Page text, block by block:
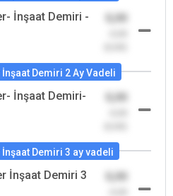
İnşaat Demiri -
Demiri 2 Ay Vadeli
İnşaat Demiri-
Demiri 3 ay vadeli
İnşaat Demiri 3